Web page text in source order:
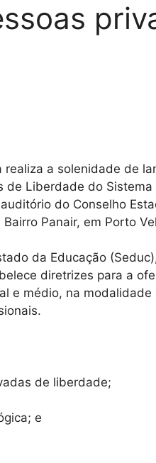
a solenidade de
de Liberdade do Sistema
do Conselho
Panair, em Porto
da Educação
diretrizes para a
e médio, na modalidade
de liberdade;
e